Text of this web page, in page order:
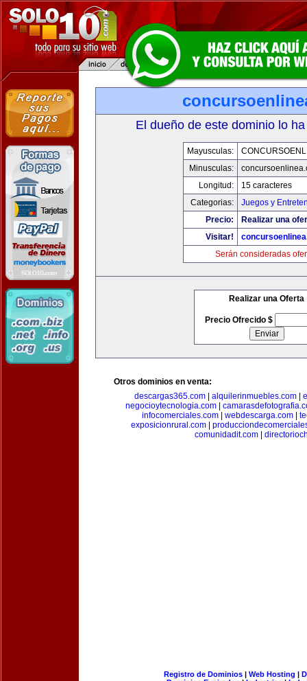
El dueño de este dominio lo
Mayusculas:
Minusculas:
Longitud:
15 caracteres
Categorias:
Juegos y
Precio:
Realizar una
Visitar!
Serán consideradas
Realizar una Oferta
Precio Ofrecido $
Otros dominios en venta:
descargas365.com| alquilerinmuebles.com|
negocioytecnologia.com
infocomerciales.com| webdescarga.com|
exposicionrural.com
comunidadit.com|
Registro de Dominios| Web Hosting |